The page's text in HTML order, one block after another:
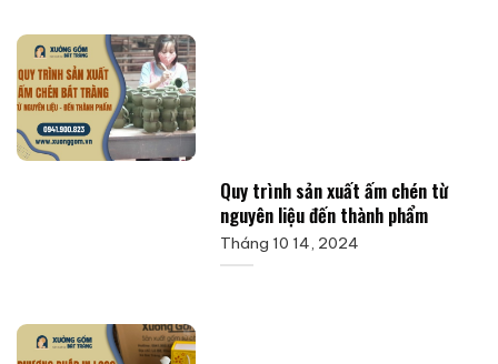
Quy trình sản xuất ấm chén từ
nguyên liệu đến thành phẩm
Tháng 10 14, 2024